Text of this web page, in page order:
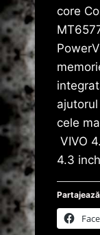
core
cele
VIVO
4.3